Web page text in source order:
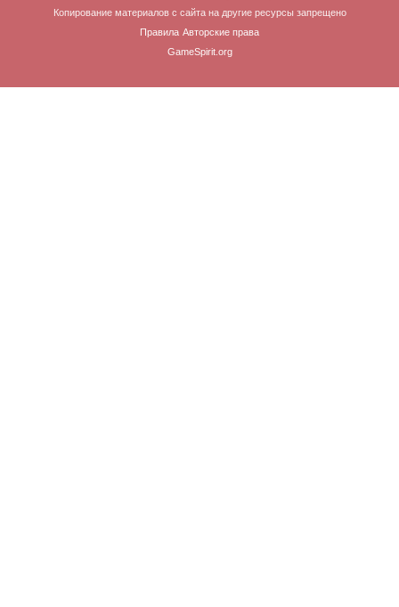
Копирование материалов с сайта на другие ресурсы запрещено
Правила Авторские права
GameSpirit.org